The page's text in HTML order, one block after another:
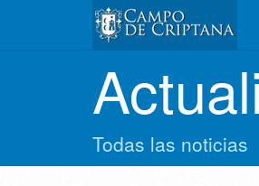
Todas las noticias